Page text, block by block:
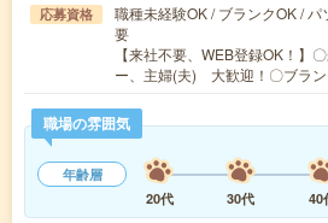
応募資格
職種未経験OK / ブランクOK /
要
【来社不要、WEB登録OK！】
ー、主婦(夫) 大歓迎！〇ブラ
職場の雰囲気
年齢層
20代
30代 40